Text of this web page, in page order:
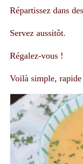
Répartissez dans
Servez aussitôt.
Régalez-vous !
Voilà simple,